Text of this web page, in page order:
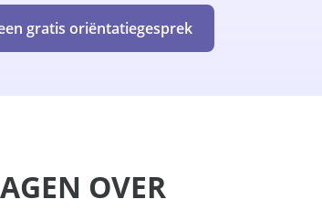
gratis oriëntatiegesprek
OVER